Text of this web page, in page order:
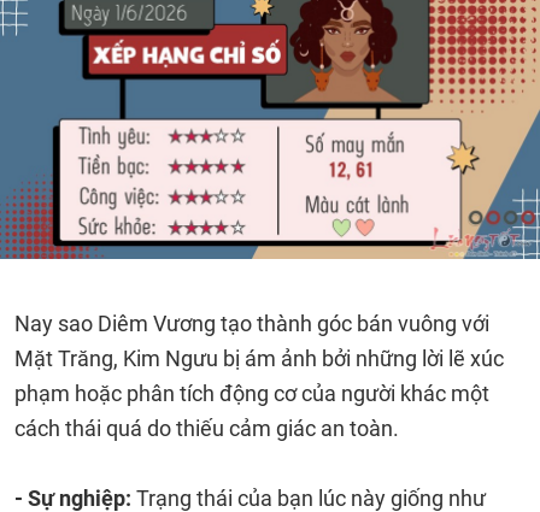
Nay sao Diêm Vương tạo thành góc bán vuông với
Mặt Trăng, Kim Ngưu bị ám ảnh bởi những lời lẽ xúc
phạm hoặc phân tích động cơ của người khác một
cách thái quá do thiếu cảm giác an toàn.
- Sự nghiệp: Trạng thái của bạn lúc này giống như